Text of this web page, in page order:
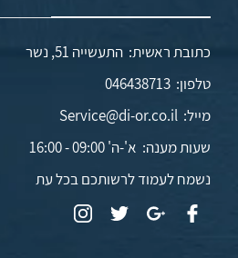
כתובת ראשית: התעשייה 51, נשר
טלפון:046438713
מייל:Service@di-or.co.il
שעות מענה: א'-ה' 09:00 - 16:00
נשמח לעמוד לרשותכם בכל עת